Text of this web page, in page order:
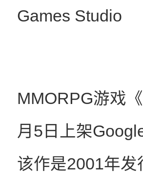
Games Studio
MMORPG游戏
月5日上架
该作是2001年